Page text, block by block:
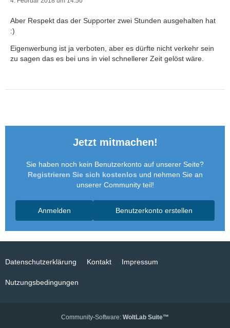
Aber Respekt das der Supporter zwei Stunden ausgehalten hat
:)
Eigenwerbung ist ja verboten, aber es dürfte nicht verkehr sein
zu sagen das es bei uns in viel schnellerer Zeit gelöst wäre.
Jetzt mitmachen!
Sie haben noch kein Benutzerkonto auf unserer Seite?
Registrieren Sie sich kostenlos und nehmen Sie an
unserer Community teil!
Benutzerkonto erstellen
Anmelden
Datenschutzerklärung Kontakt Impressum
Nutzungsbedingungen
Community-Software: WoltLab Suite™